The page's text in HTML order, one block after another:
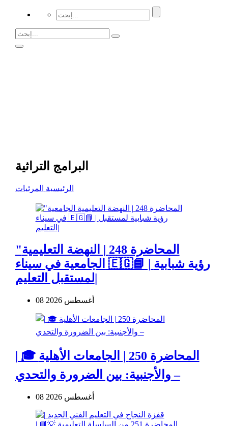
البرامج التراثية
الرئيسية المرئيات
"المحاضرة 248 | النهضة التعليمية
الجامعية في سيناء 🇪🇬📘 | رؤية شبابية
08 أغسطس 2026
| 🎓 المحاضرة 250 | الجامعات الأهلية
والأجنبية: بين الضرورة والتحدي –
08 أغسطس 2026